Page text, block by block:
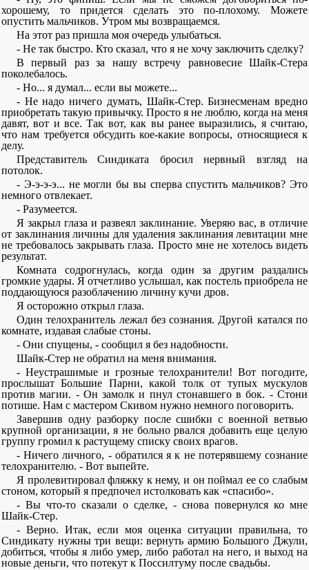
хорошему, то придется сделать это по-плохому. Можете
опустить мальчиков. Утром мы возвращаемся.
На этот раз пришла моя очередь улыбаться.
- Не так быстро. Кто сказал, что я не хочу заключить сделку?
В первый раз за нашу встречу равновесие Шайк-Стера
поколебалось.
- Но... я думал... если вы можете...
- Не надо ничего думать, Шайк-Стер. Бизнесменам вредно
приобретать такую привычку. Просто я не люблю, когда на меня
давят, вот и все. Так вот, как вы ранее выразились, я считаю,
что нам требуется обсудить кое-какие вопросы, относящиеся к
делу.
Представитель Синдиката бросил нервный взгляд на
потолок.
- Э-э-э-э... не могли бы вы сперва спустить мальчиков? Это
немного отвлекает.
- Разумеется.
Я закрыл глаза и развеял заклинание. Уверяю вас, в отличие
от заклинания личины для удаления заклинания левитации мне
не требовалось закрывать глаза. Просто мне не хотелось видеть
результат.
Комната содрогнулась, когда один за другим раздались
громкие удары. Я отчетливо услышал, как постель приобрела не
поддающуюся разоблачению личину кучи дров.
Я осторожно открыл глаза.
Один телохранитель лежал без сознания. Другой катался по
комнате, издавая слабые стоны.
- Они спущены, - сообщил я без надобности.
Шайк-Стер не обратил на меня внимания.
- Неустрашимые и грозные телохранители! Вот погодите,
прослышат Большие Парни, какой толк от тупых мускулов
против магии. - Он замолк и пнул стонавшего в бок. - Стони
потише. Нам с мастером Скивом нужно немного поговорить.
Завершив одну разборку после сшибки с военной ветвью
крупной организации, я не больно рвался добавить еще целую
группу громил к растущему списку своих врагов.
- Ничего личного, - обратился я к не потерявшему сознание
телохранителю. - Вот выпейте.
Я пролевитировал фляжку к нему, и он поймал ее со слабым
стоном, который я предпочел истолковать как «спасибо».
- Вы что-то сказали о сделке, - снова повернулся ко мне
Шайк-Стер.
- Верно. Итак, если моя оценка ситуации правильна, то
Синдикату нужны три вещи: вернуть армию Большого Джули,
добиться, чтобы я либо умер, либо работал на него, и выход на
новые деньги, что потекут к Поссилтуму после свадьбы.